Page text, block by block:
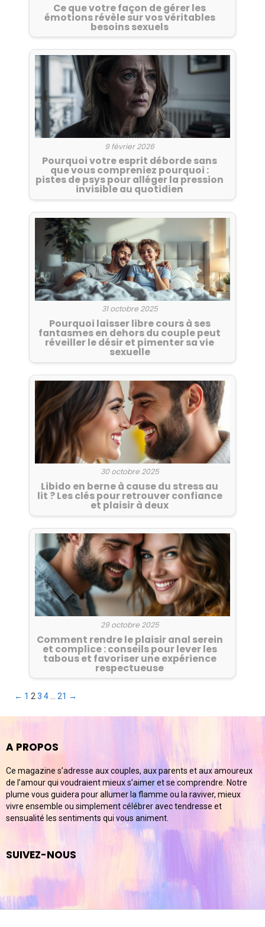
Ce que votre façon de gérer les
émotions révèle sur vos véritables
besoins sexuels
9 février 2026
Pourquoi votre esprit déborde sans
que vous compreniez pourquoi :
pistes de psys pour alléger la pression
invisible au quotidien
31 octobre 2025
Pourquoi laisser libre cours à ses
fantasmes en dehors du couple peut
réveiller le désir et pimenter sa vie
sexuelle
30 octobre 2025
Libido en berne à cause du stress au
lit ? Les clés pour retrouver confiance
et plaisir à deux
29 octobre 2025
Comment rendre le plaisir anal serein
et complice : conseils pour lever les
tabous et favoriser une expérience
respectueuse
Pagination
publications
← 1 23 4 … 21 →
A PROPOS
Ce magazine s’adresse aux couples, aux parents et aux amoureux
de l’amour qui voudraient mieux s’aimer et se comprendre. Notre
plume vous guidera pour allumer la flamme ou la raviver, mieux
vivre ensemble ou simplement célébrer avec tendresse et
sensualité les sentiments qui vous animent.
SUIVEZ-NOUS